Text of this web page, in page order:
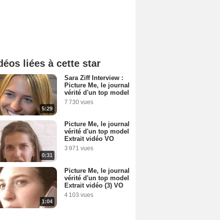
liées à cette star
5:29
Sara Ziff Interview :
Picture Me, le journal
vérité d'un top model
7 730 vues
0:31
Picture Me, le journal
vérité d'un top model
Extrait vidéo VO
3 971 vues
1:04
Picture Me, le journal
vérité d'un top model
Extrait vidéo (3) VO
4 103 vues